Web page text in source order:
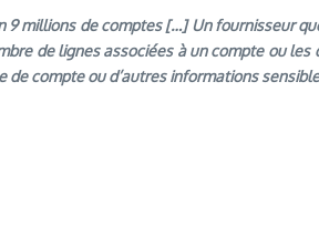
9 millions de comptes […]Un fournisseur
de lignes associées à un compte ou
de compte ou d’autres informations